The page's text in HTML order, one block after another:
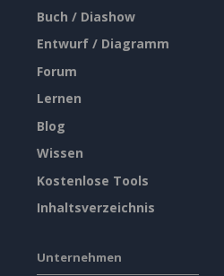
Buch / Diashow
Entwurf / Diagramm
Forum
Lernen
Blog
Wissen
Kostenlose Tools
Inhaltsverzeichnis
Unternehmen